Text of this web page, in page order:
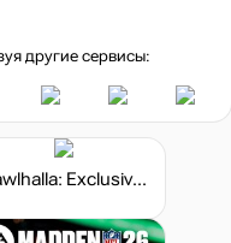
другие сервисы:
Brawlhalla: Exclusive SteelSeries Apex Keysword